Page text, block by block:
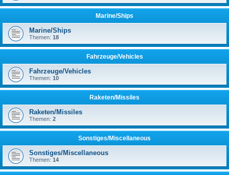
Marine/Ships
Marine/Ships
Themen: 18
Fahrzeuge/Vehicles
Fahrzeuge/Vehicles
Themen: 10
Raketen/Missiles
Raketen/Missiles
Themen: 2
Sonstiges/Miscellaneous
Sonstiges/Miscellaneous
Themen: 14